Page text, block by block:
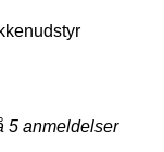
5 anmeldelser